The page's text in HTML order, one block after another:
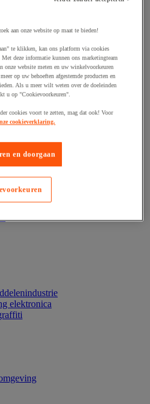
elektronica
aan onze website op maat te bieden!
te klikken, kan ons platform via cookies
deze informatie kunnen ons marketingteam
onze website meten en uw winkelvoorkeuren
op uw behoeften afgestemde producten en
Als u meer wilt weten over de doeleinden
u op "Cookievoorkeuren".
cookies voort te zetten, mag dat ook! Voor
cookieverklaring.
en doorgaan